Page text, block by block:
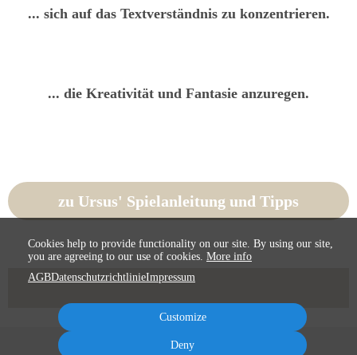
... sich auf das Textverständnis zu konzentrieren.
... die Kreativität und Fantasie anzuregen.
zu Ursus' Spielanleitung und Tipps
Cookies help to provide functionality on our site. By using our site,
you are agreeing to our use of cookies. More info
AGBDatenschutzrichtlinieImpressum
Customize
Deny